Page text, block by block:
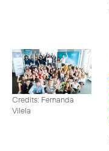
Credits: Fernanda
Vilela